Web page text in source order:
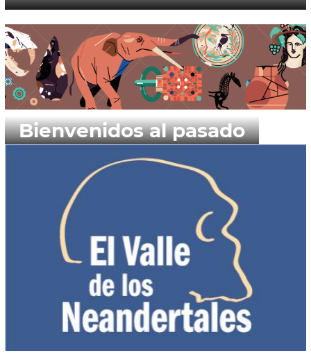
Bienvenidos al pasado